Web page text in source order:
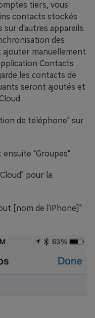
tiers, vous
contacts stockés
d'autres appareils.
des
manuellement
Contacts.
les contacts de
seront ajoutés et
de téléphone" sur
ensuite "Groupes".
pour la
[nom de l'iPhone]"